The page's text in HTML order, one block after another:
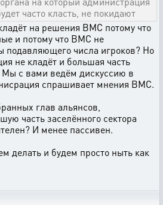
часто класть, не покидают
на решения ВМС потому что
и потому что ВМС не
подавляющего числа игроков? Но
не кладёт и большая часть
Мы с вами ведём дискуссию в
спрашивает мнения ВМС.
глав альянсов,
часть заселённого сектора
И менее пассивен.
делать и будем просто ныть как